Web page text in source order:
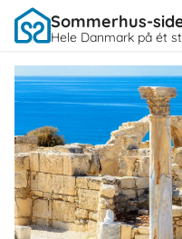
Sommerhus-
Hele Danmark på ét